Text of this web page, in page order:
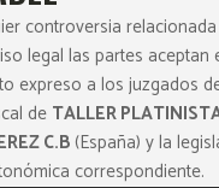
controversia
legal las partes aceptan
expreso a los juzgados
de TALLER
C.B (España) y la
correspondiente.